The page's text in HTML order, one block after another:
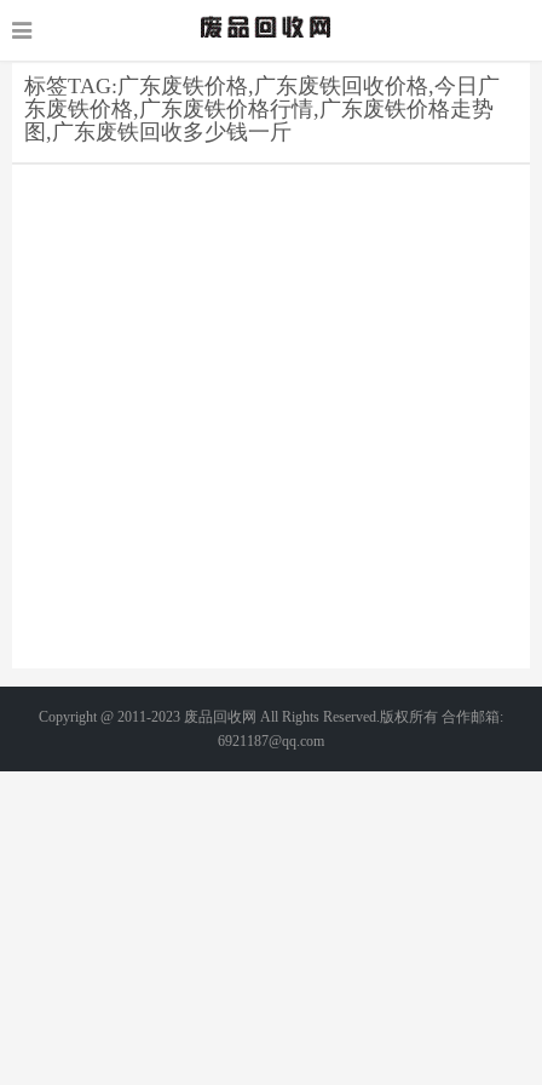
标签TAG:广东废铁价格,广东废铁回收价格,今日广
东废铁价格,广东废铁价格行情,广东废铁价格走势
图,广东废铁回收多少钱一斤
Copyright @ 2011-2023 废品回收网 All Rights Reserved.版权所有 合作邮箱:
6921187@qq.com